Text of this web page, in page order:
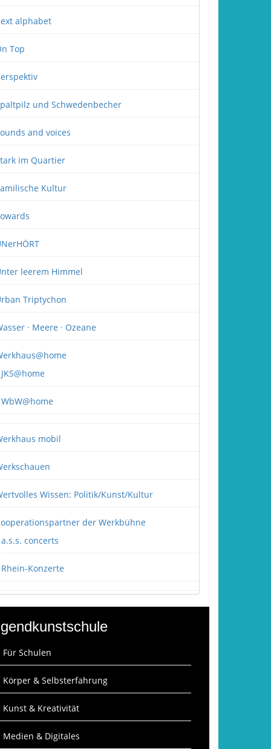
alphabet
Top
und Schwedenbecher
and voices
im Quartier
Kultur
leerem Himmel
Triptychon
· Meere · Ozeane
JKS@home
WbW@home
mobil
Wissen: Politik/Kunst/Kultur
der Werkbühne
a.s.s. concerts
Rhein-Konzerte
Für Schulen
Körper & Selbsterfahrung
Kunst & Kreativität
Medien & Digitales